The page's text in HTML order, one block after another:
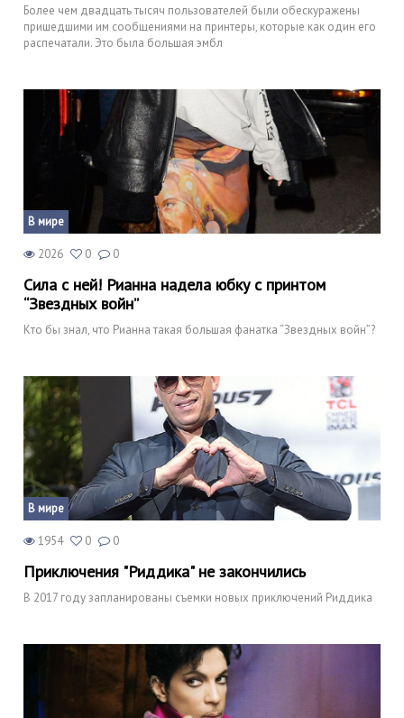
Более чем двадцать тысяч пользователей были обескуражены
пришедшими им сообщениями на принтеры, которые как один его
распечатали. Это была большая эмбл
В мире
2026 0 0
Сила с ней! Рианна надела юбку с принтом
“Звездных войн”
Кто бы знал, что Рианна такая большая фанатка “Звездных войн”?
В мире
1954 0 0
Приключения "Риддика" не закончились
В 2017 году запланированы съемки новых приключений Риддика